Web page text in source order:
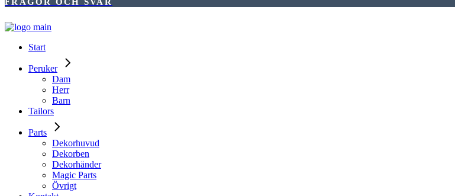
Start
Peruker
Dam
Herr
Barn
Tailors
Parts
Dekorhuvud
Dekorben
Dekorhänder
Magic Parts
Övrigt